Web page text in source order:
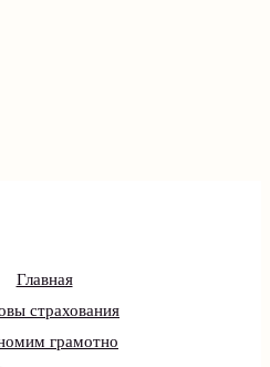
Главная
страхования
грамотно